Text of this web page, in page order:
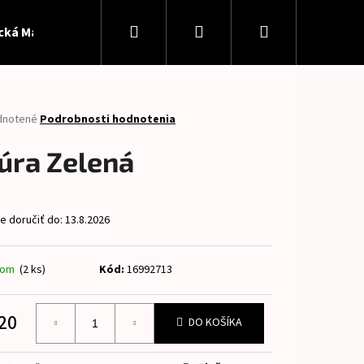
Madeira Softshell Patent Panely
Hľadať PrihlásenieNákupný
Podrobnosti hodnotenia
Zelená
doručiť do: 13.8.2026
(2 ks) Kód: 16992713
DO KOŠÍKA